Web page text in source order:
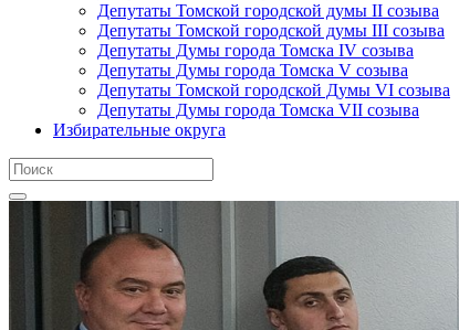
Депутаты Томской городской думы II созыва
Депутаты Томской городской думы III созыва
Депутаты Думы города Томска IV созыва
Депутаты Думы города Томска V созыва
Депутаты Томской городской Думы VI созыва
Депутаты Думы города Томска VII созыва
Избирательные округа